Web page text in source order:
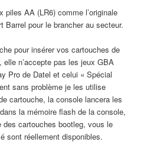
piles AA (LR6) comme l’originale
Barrel pour le brancher au secteur.
pour insérer vos cartouches de
n’accepte pas les jeux GBA
Pro de Datel et celui « Spécial
sans problème je les utilise
cartouche, la console lancera les
la mémoire flash de la console,
cartouches bootleg, vous le
sont réellement disponibles.